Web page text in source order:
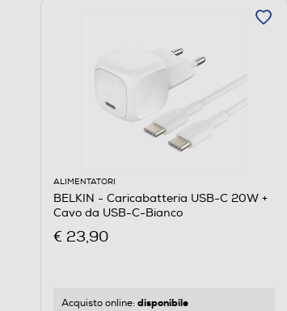
ALIMENTATORI
BELKIN - Caricabatteria USB-C 20W +
Cavo da USB-C-Bianco
€ 23,90
Acquisto online: disponibile